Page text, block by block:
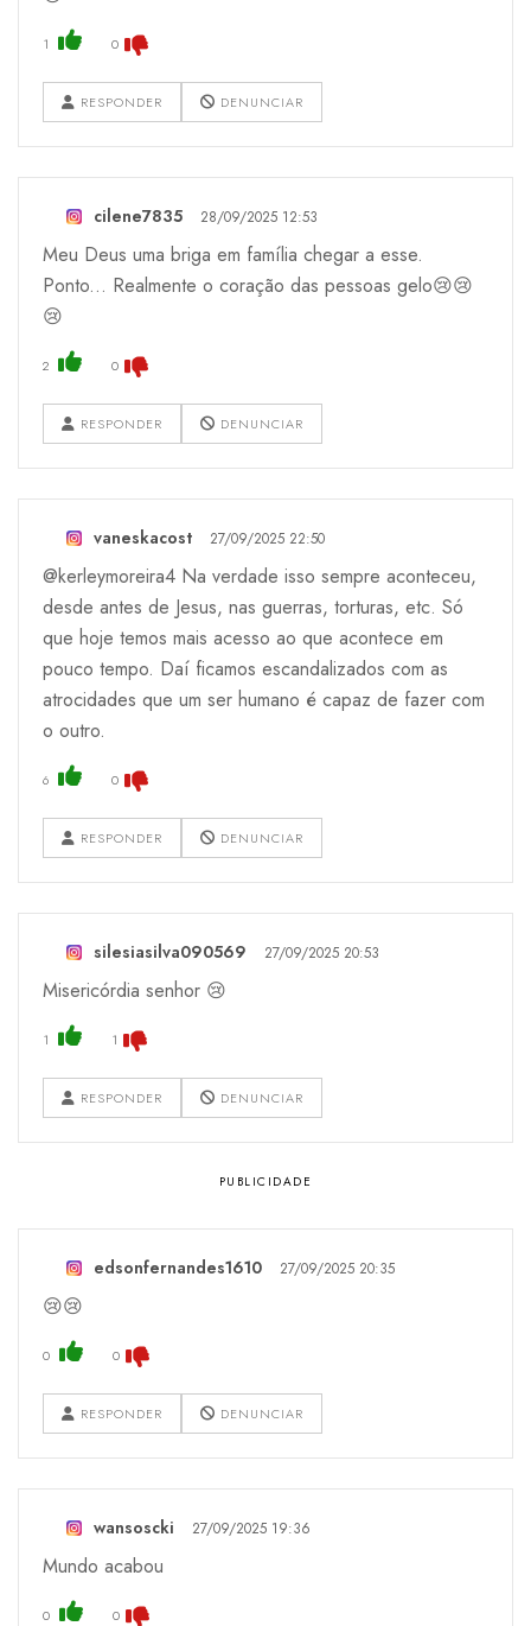
1 0
RESPONDER DENUNCIAR
cilene7835 28/09/2025 12:53
Meu Deus uma briga em família chegar a esse.
Ponto... Realmente o coração das pessoas gelo😢😢
😢
2 0
RESPONDER DENUNCIAR
vaneskacost 27/09/2025 22:50
@kerleymoreira4 Na verdade isso sempre aconteceu,
desde antes de Jesus, nas guerras, torturas, etc. Só
que hoje temos mais acesso ao que acontece em
pouco tempo. Daí ficamos escandalizados com as
atrocidades que um ser humano é capaz de fazer com
o outro.
6 0
RESPONDER DENUNCIAR
silesiasilva090569 27/09/2025 20:53
Misericórdia senhor 😢
1 1
RESPONDER DENUNCIAR
edsonfernandes1610 27/09/2025 20:35
😢😢
0 0
RESPONDER DENUNCIAR
wansoscki 27/09/2025 19:36
Mundo acabou
0 0